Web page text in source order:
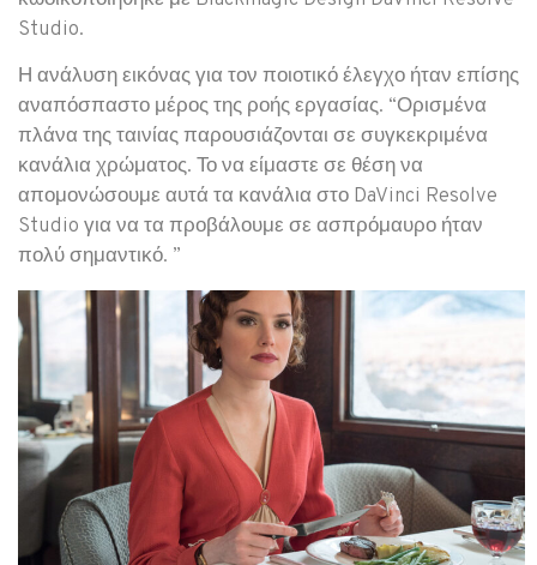
Studio.
Η ανάλυση εικόνας για τον ποιοτικό έλεγχο ήταν επίσης
αναπόσπαστο μέρος της ροής εργασίας. “Ορισμένα
πλάνα της ταινίας παρουσιάζονται σε συγκεκριμένα
κανάλια χρώματος. Το να είμαστε σε θέση να
απομονώσουμε αυτά τα κανάλια στο DaVinci Resolve
Studio για να τα προβάλουμε σε ασπρόμαυρο ήταν
πολύ σημαντικό. ”